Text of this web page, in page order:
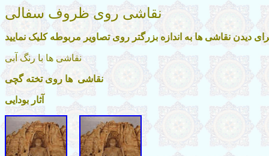
نقاشی روی ظروف سفالی
دیدن نقاشی ها به اندازه بزرگتر روی تصاویر مربوطه کلیک نمایید
نقاشی ها با رنگ آبی
نقاشی ها روی تخته گچی
آثار بودایی